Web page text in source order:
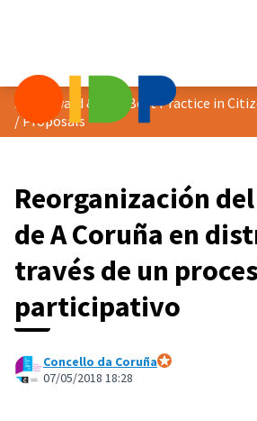
/Proposals
Reorganización
de A Coruña en
través de un
participativo
Concello da Coruña
07/05/2018 18:28